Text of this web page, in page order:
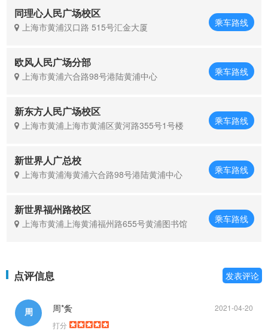
同理心人民广场校区
上海市黄浦汉口路 515号汇金大厦 乘车路线
欧风人民广场分部
上海市黄浦六合路98号港陆黄浦中心 乘车路线
新东方人民广场校区
上海市黄浦上海市黄浦区黄河路355号1号楼 乘车路线
新世界人广总校
上海市黄浦海黄浦六合路98号港陆黄浦中心 乘车路线
新世界福州路校区
上海市黄浦上海黄浦福州路655号黄浦图书馆 乘车路线
点评信息 发表评论
周 2021-04-20
周*夤
打分